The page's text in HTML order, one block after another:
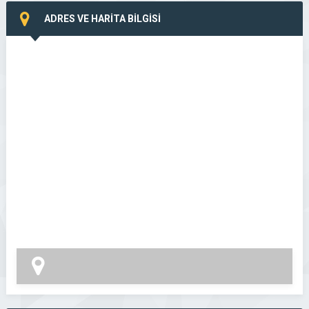
ADRES VE HARİTA BİLGİSİ